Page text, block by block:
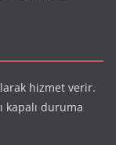
hizmet verir.
kapalı duruma